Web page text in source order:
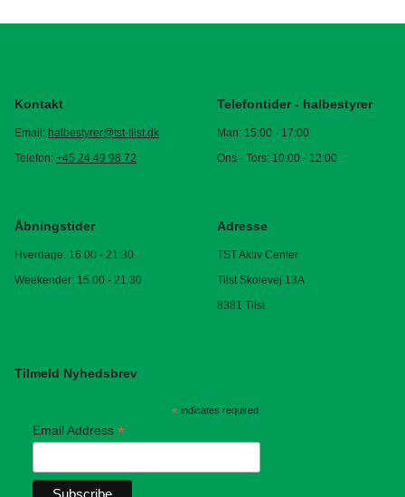
Kontakt
Email: halbestyrer@tst-tilst.dk
Telefon: +45 24 49 98 72
Telefontider - halbestyrer
Man: 15:00 - 17:00
Ons - Tors: 10:00 - 12:00
Åbningstider
Hverdage: 16:00 - 21:30
Weekender: 15:00 - 21:30
Adresse
TST Aktiv Center
Tilst Skolevej 13A
8381 Tilst
Tilmeld Nyhedsbrev
*indicates required
Email Address *